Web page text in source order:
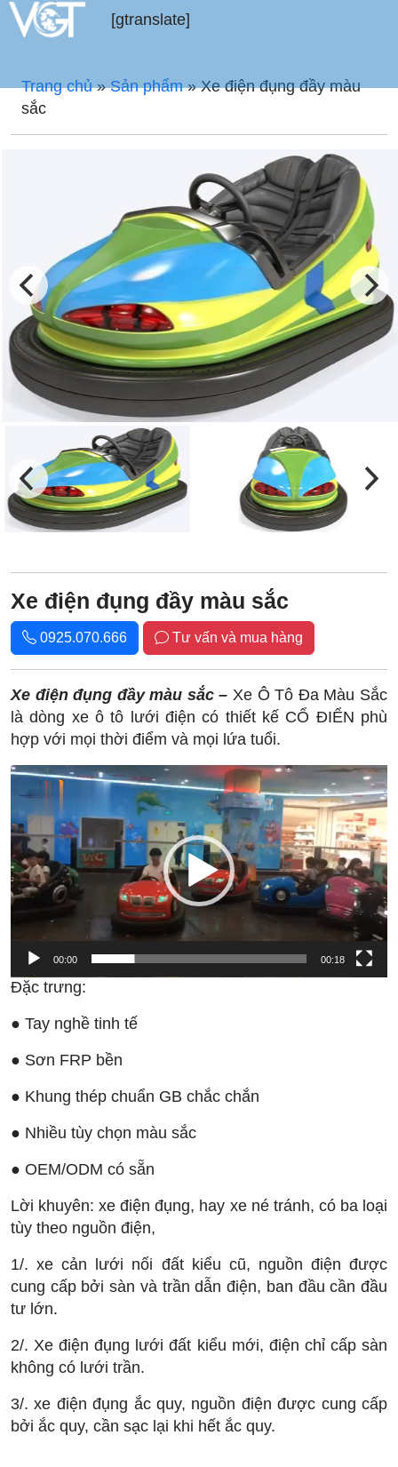
[gtranslate]
Trang chủ»Sản phẩm»Xe điện đụng đầy màu
sắc
Xe điện đụng đầy màu sắc
0925.070.666 Tư vấn và mua hàng
Xe điện đụng đầy màu sắc – Xe Ô Tô Đa Màu Sắc
là dòng xe ô tô lưới điện có thiết kế CỔ ĐIỂN phù
hợp với mọi thời điểm và mọi lứa tuổi.
Trình
chơi
Video
00:00 00:18
Đặc trưng:
● Tay nghề tinh tế
● Sơn FRP bền
● Khung thép chuẩn GB chắc chắn
● Nhiều tùy chọn màu sắc
● OEM/ODM có sẵn
Lời khuyên: xe điện đụng, hay xe né tránh, có ba loại
tùy theo nguồn điện,
1/. xe cản lưới nối đất kiểu cũ, nguồn điện được
cung cấp bởi sàn và trần dẫn điện, ban đầu cần đầu
tư lớn.
2/. Xe điện đụng lưới đất kiểu mới, điện chỉ cấp sàn
không có lưới trần.
3/. xe điện đụng ắc quy, nguồn điện được cung cấp
bởi ắc quy, cần sạc lại khi hết ắc quy.